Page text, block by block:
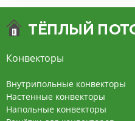
экономит
конвекцией на 220В. За
вентилятора создает
конвекцию, что
помещения большой
Конвекторы
Внутрипольные конвекторы
Настенные конвекторы
Напольные конвекторы